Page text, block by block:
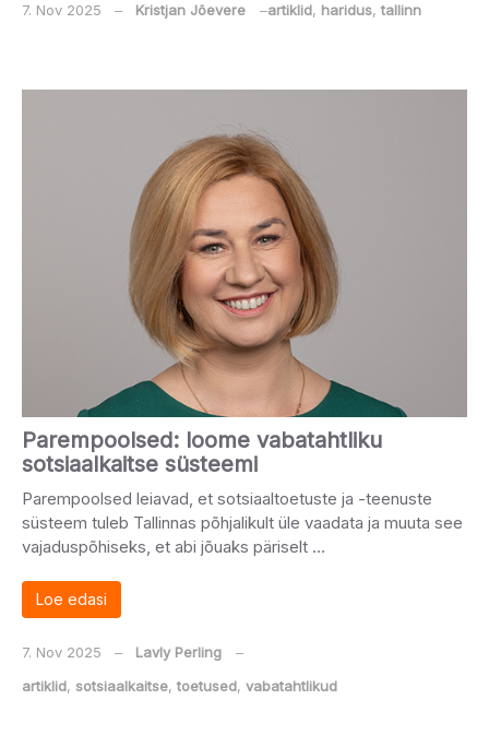
7. Nov 2025 ‒ Kristjan Jõevere ‒artiklid, haridus, tallinn
Parempoolsed: loome vabatahtliku
sotsiaalkaitse süsteemi
Parempoolsed leiavad, et sotsiaaltoetuste ja -teenuste
süsteem tuleb Tallinnas põhjalikult üle vaadata ja muuta see
vajaduspõhiseks, et abi jõuaks päriselt …
Loe edasi
7. Nov 2025 ‒ Lavly Perling
‒
artiklid, sotsiaalkaitse, toetused, vabatahtlikud